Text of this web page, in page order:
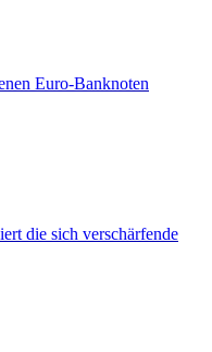
Euro-Banknoten
die sich verschärfende